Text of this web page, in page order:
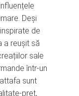
Deși
de
a reușit să
sale
într‑un
sunt